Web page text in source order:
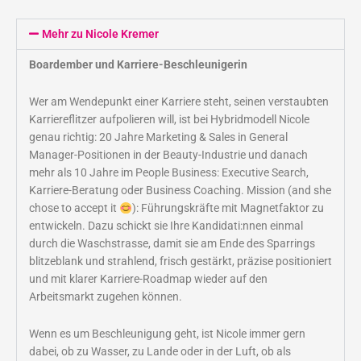
Mehr zu Nicole Kremer
Boardember und Karriere-Beschleunigerin
Wer am Wendepunkt einer Karriere steht, seinen verstaubten
Karriereflitzer aufpolieren will, ist bei Hybridmodell Nicole
genau richtig: 20 Jahre Marketing & Sales in General
Manager-Positionen in der Beauty-Industrie und danach
mehr als 10 Jahre im People Business: Executive Search,
Karriere-Beratung oder Business Coaching. Mission (and she
chose to accept it
): Führungskräfte mit Magnetfaktor zu
entwickeln. Dazu schickt sie Ihre Kandidati:nnen einmal
durch die Waschstrasse, damit sie am Ende des Sparrings
blitzeblank und strahlend, frisch gestärkt, präzise positioniert
und mit klarer Karriere-Roadmap wieder auf den
Arbeitsmarkt zugehen können.
Wenn es um Beschleunigung geht, ist Nicole immer gern
dabei, ob zu Wasser, zu Lande oder in der Luft, ob als